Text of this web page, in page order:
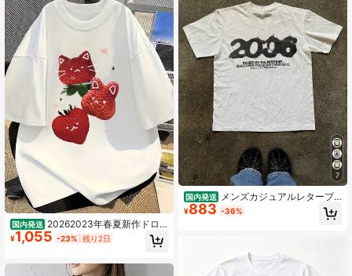
国内発送 20262023年春夏新作ドロ
ップショルダー女性のための韓国フ
ァッション、韓国風女性用半袖Tシャ
ギ、ハートの柄が特で、キュートで
¥1,055 -23% 残り2日
7
国内発送 メンズカジュアルレタープ
リントクルーネック半袖Tシャツ、夏
用
¥883 -36%